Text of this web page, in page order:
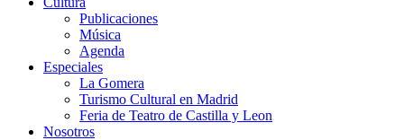
Publicaciones
Música
Agenda
Especiales
La Gomera
Turismo Cultural en Madrid
Feria de Teatro de Castilla y Leon
Nosotros